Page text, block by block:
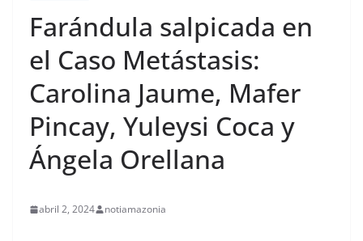
Farándula salpicada en
el Caso Metástasis:
Carolina Jaume, Mafer
Pincay, Yuleysi Coca y
Ángela Orellana
abril 2, 2024 notiamazonia